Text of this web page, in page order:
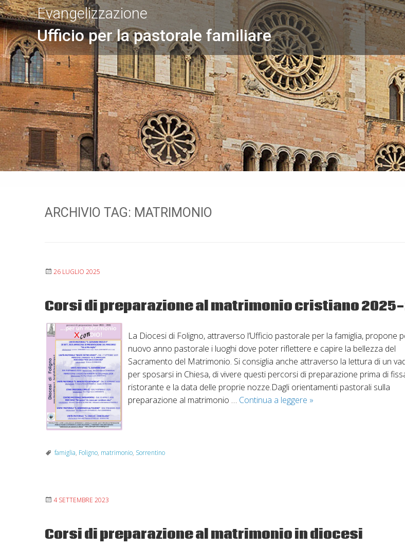
Ufficio per la pastorale familiare
Evangelizzazione
ARCHIVIO TAG: MATRIMONIO
26 LUGLIO 2025
Corsi di preparazione al matrimonio cristiano
La Diocesi di Foligno, attraverso l’Ufficio pastorale per la famiglia, propone
nuovo anno pastorale i luoghi dove poter riflettere e capire la bellezza del
Sacramento del Matrimonio. Si consiglia anche attraverso la lettura di un
per sposarsi in Chiesa, di vivere questi percorsi di preparazione prima di
ristorante e la data delle proprie nozze.Dagli orientamenti pastorali sulla
preparazione al matrimonio … Continua a leggere Corsi
»
famiglia, Foligno, matrimonio, Sorrentino
4 SETTEMBRE 2023
Corsi di preparazione al matrimonio in diocesi